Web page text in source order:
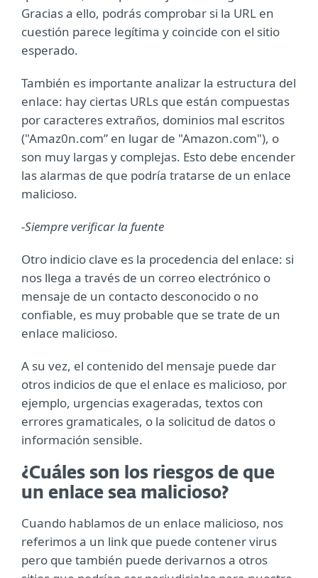
Gracias a ello, podrás comprobar si la URL en
cuestión parece legítima y coincide con el sitio
esperado.
También es importante analizar la estructura del
enlace: hay ciertas URLs que están compuestas
por caracteres extraños, dominios mal escritos
("Amaz0n.com” en lugar de "Amazon.com"), o
son muy largas y complejas. Esto debe encender
las alarmas de que podría tratarse de un enlace
malicioso.
-Siempre verificar la fuente
Otro indicio clave es la procedencia del enlace: si
nos llega a través de un correo electrónico o
mensaje de un contacto desconocido o no
confiable, es muy probable que se trate de un
enlace malicioso.
A su vez, el contenido del mensaje puede dar
otros indicios de que el enlace es malicioso, por
ejemplo, urgencias exageradas, textos con
errores gramaticales, o la solicitud de datos o
información sensible.
¿Cuáles son los riesgos de que
un enlace sea malicioso?
Cuando hablamos de un enlace malicioso, nos
referimos a un link que puede contener virus
pero que también puede derivarnos a otros